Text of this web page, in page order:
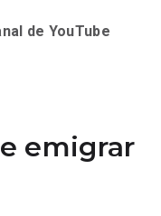
de YouTube
emigrar